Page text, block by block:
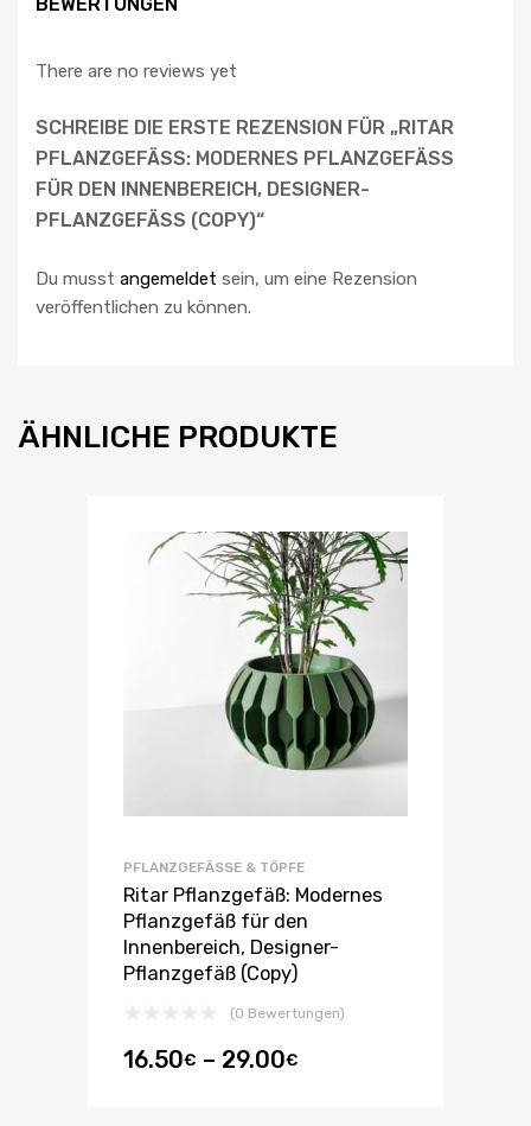
There are no reviews yet
SCHREIBE DIE ERSTE REZENSION FÜR „RITAR
PFLANZGEFÄSS: MODERNES PFLANZGEFÄSS FÜ
R DEN INNENBEREICH, DESIGNER-PF
LANZGEFÄSS (COPY)“
Du musst angemeldet sein, um eine Rezension
veröffentlichen zu können.
ÄHNLICHE PRODUKTE
PFLANZGEFÄSSE & TÖPFE
Ritar Pflanzgefäß: Modernes
Pflanzgefäß für den
Innenbereich, Designer-
Pflanzgefäß (Copy)
(0 Bewertungen)
16.50€ – 29.00€